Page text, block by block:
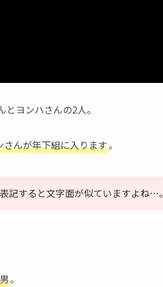
ヨンハさんの2人。
んが年下組に入ります。
記すると文字面が似ていますよね…。
。